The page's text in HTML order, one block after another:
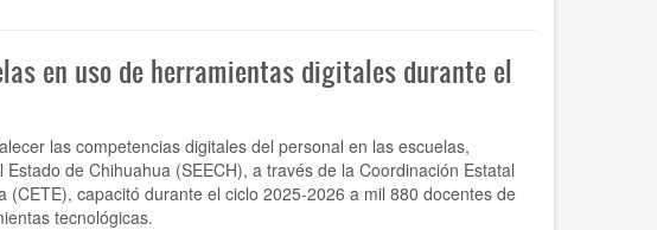
en uso de herramientas digitales durante el
las competencias digitales del personal en las escuelas,
Estado de Chihuahua (SEECH), a través de la Coordinación Estatal
(CETE), capacitó durante el ciclo 2025-2026 a mil 880 docentes de
tecnológicas.